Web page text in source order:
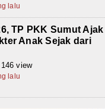
lalu
TP PKK Sumut Ajak
Anak Sejak dari
view
lalu